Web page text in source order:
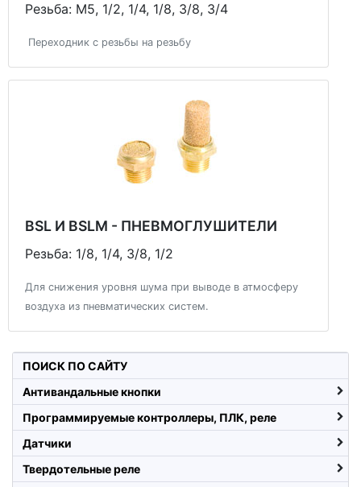
Резьба: М5, 1/2, 1/4, 1/8, 3/8, 3/4
Переходник с резьбы на резьбу
BSL И BSLM - ПНЕВМОГЛУШИТЕЛИ
Резьба: 1/8, 1/4, 3/8, 1/2
Для снижения уровня шума при выводе в атмосферу
воздуха из пневматических систем.
ПОИСК ПО САЙТУ
Антивандальные кнопки
Программируемые контроллеры, ПЛК, реле
Датчики
Твердотельные реле